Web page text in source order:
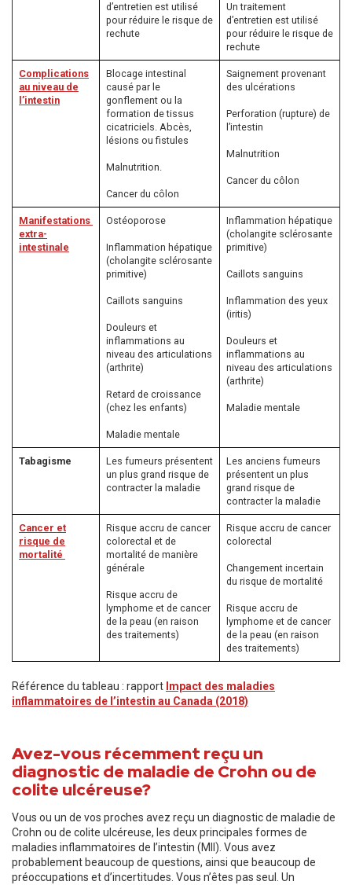
d’entretien est utilisé
pour réduire le risque de
rechute
Un traitement
d’entretien est utilisé
pour réduire le risque de
rechute
Complications
au niveau de
l’intestin
Blocage intestinal
causé par le
gonflement ou la
formation de tissus
cicatriciels. Abcès,
lésions ou fistules
Malnutrition.
Cancer du côlon
Saignement provenant
des ulcérations
Perforation (rupture) de
l’intestin
Malnutrition
Cancer du côlon
Manifestations
extra-
intestinale
Ostéoporose
Inflammation hépatique
(cholangite sclérosante
primitive)
Caillots sanguins
Douleurs et
inflammations au
niveau des articulations
(arthrite)
Retard de croissance
(chez les enfants)
Maladie mentale
Inflammation hépatique
(cholangite sclérosante
primitive)
Caillots sanguins
Inflammation des yeux
(iritis)
Douleurs et
inflammations au
niveau des articulations
(arthrite)
Maladie mentale
Tabagisme
Les fumeurs présentent
un plus grand risque de
contracter la maladie
Les anciens fumeurs
présentent un plus
grand risque de
contracter la maladie
Cancer et
risque de
mortalité
Risque accru de cancer
colorectal et de
mortalité de manière
générale
Risque accru de
lymphome et de cancer
de la peau (en raison
des traitements)
Risque accru de cancer
colorectal
Changement incertain
du risque de mortalité
Risque accru de
lymphome et de cancer
de la peau (en raison
des traitements)
Référence du tableau : rapport Impact des maladies
inflammatoires de l’intestin au Canada (2018)
Avez-vous récemment reçu un
diagnostic de maladie de Crohn ou de
colite ulcéreuse?
Vous ou un de vos proches avez reçu un diagnostic de maladie de
Crohn ou de colite ulcéreuse, les deux principales formes de
maladies inflammatoires de l’intestin (MII). Vous avez
probablement beaucoup de questions, ainsi que beaucoup de
préoccupations et d’incertitudes. Vous n’êtes pas seul. Un